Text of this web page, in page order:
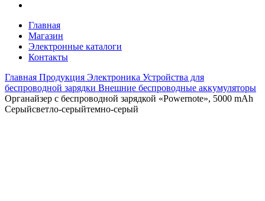
Главная
Магазин
Электронные каталоги
Контакты
Главная Продукция Электроника Устройства для
беспроводной зарядки Внешние беспроводные аккумуляторы
Органайзер с беспроводной зарядкой «Powernote», 5000 mAh
Серыйсветло-серыйтемно-серый